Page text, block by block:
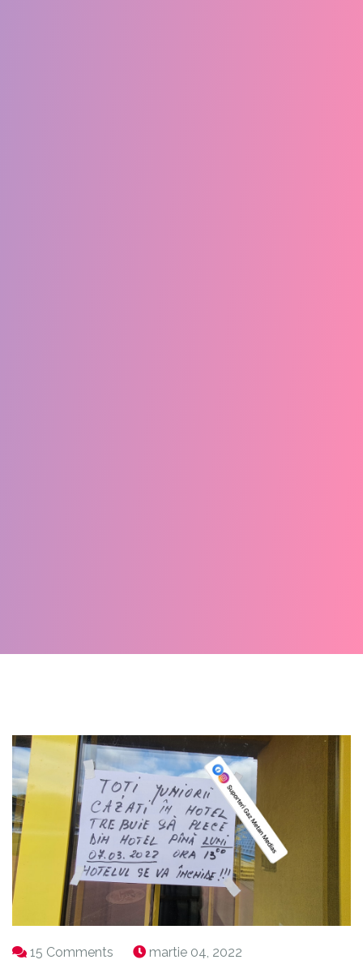
15 Comments martie 04, 2022